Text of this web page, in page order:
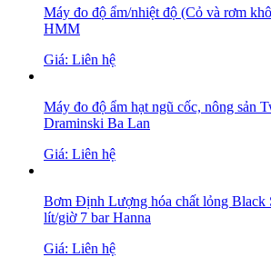
Máy đo độ ẩm/nhiệt độ (Cỏ và rơm
HMM
Giá: Liên hệ
Máy đo độ ẩm hạt ngũ cốc, nông sản
Draminski Ba Lan
Giá: Liên hệ
Bơm Định Lượng hóa chất lỏng Black
lít/giờ 7 bar Hanna
Giá: Liên hệ